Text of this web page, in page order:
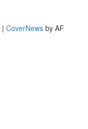
| CoverNews by AF